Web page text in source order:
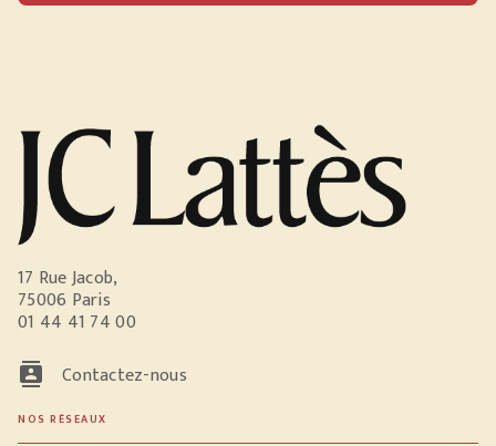
17 Rue Jacob,
75006 Paris
01 44 41 74 00
contacts Contactez-nous
NOS RÉSEAUX